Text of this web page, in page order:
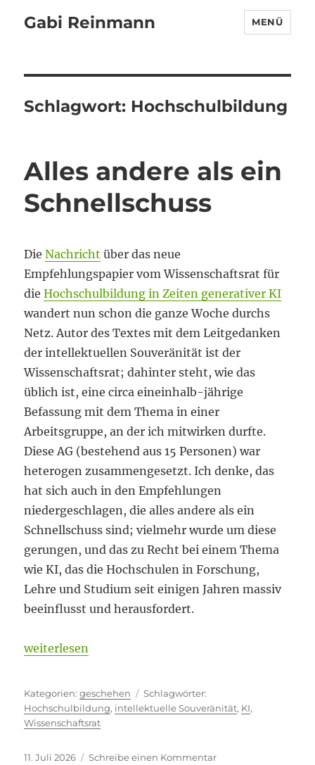
Gabi Reinmann MENÜ
Schlagwort: Hochschulbildung
Alles andere als ein
Schnellschuss
DieNachricht über das neue
Empfehlungspapier vom Wissenschaftsrat für
dieHochschulbildung in Zeiten generativer KI
wandert nun schon die ganze Woche durchs
Netz. Autor des Textes mit dem Leitgedanken
der intellektuellen Souveränität ist der
Wissenschaftsrat; dahinter steht, wie das
üblich ist, eine circa eineinhalb-jährige
Befassung mit dem Thema in einer
Arbeitsgruppe, an der ich mitwirken durfte.
Diese AG (bestehend aus 15 Personen) war
heterogen zusammengesetzt. Ich denke, das
hat sich auch in den Empfehlungen
niedergeschlagen, die alles andere als ein
Schnellschuss sind; vielmehr wurde um diese
gerungen, und das zu Recht bei einem Thema
wie KI, das die Hochschulen in Forschung,
Lehre und Studium seit einigen Jahren massiv
beeinflusst und herausfordert.
„Alles andere als ein Schnellschuss“
weiterlesen
Kategorien
geschehen
Hochschulbildung, intellektuelle Souveränität, KI,
Wissenschaftsrat
Veröffentlicht
11. Juli 2026 Schreibe einen Kommentarzu